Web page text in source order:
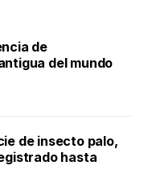
de
del mundo
de insecto palo,
hasta